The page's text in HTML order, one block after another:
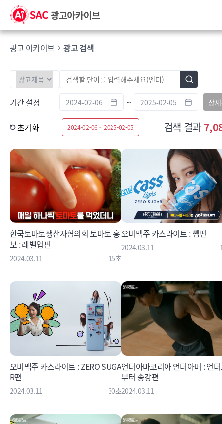
광고 아카이브 광고 검색
기간 설정 ~ 상
초기화 2024-02-06 ~ 2025-02-05 검색 결과
한국토마토생산자협의회 토마토 홍
보 : 레벨업편
2024.03.11 15초
오비맥주 카스라이트 : 뺌편
2024.03.11
오비맥주 카스라이트 : ZERO SUGA
R편
2024.03.11 30초
언더아마코리아 언더아머 : 언
부터 송강편
2024.03.11